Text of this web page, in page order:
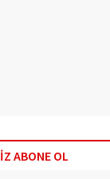
ABONE OL